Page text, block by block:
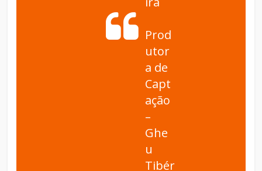
Prod
utor
a de
Capt
ação
–
Ghe
u
Tibér